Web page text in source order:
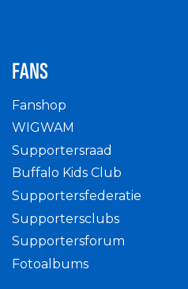
FANS
Fanshop
WIGWAM
Supportersraad
Buffalo Kids Club
Supportersfederatie
Supportersclubs
Supportersforum
Fotoalbums